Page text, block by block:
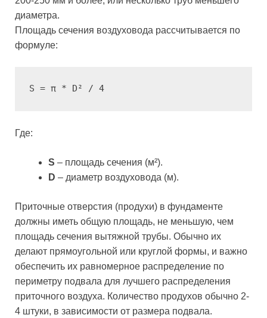
диаметра.
Площадь сечения воздуховода рассчитывается по
формуле:
S = π * D² / 4
Где:
S – площадь сечения (м²).
D – диаметр воздуховода (м).
Приточные отверстия (продухи) в фундаменте
должны иметь общую площадь, не меньшую, чем
площадь сечения вытяжной трубы. Обычно их
делают прямоугольной или круглой формы, и важно
обеспечить их равномерное распределение по
периметру подвала для лучшего распределения
приточного воздуха. Количество продухов обычно 2-
4 штуки, в зависимости от размера подвала.